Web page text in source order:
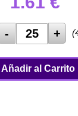
(
Añadir al Carrito